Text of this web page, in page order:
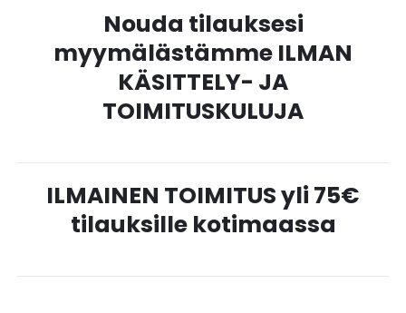
Nouda tilauksesi
myymälästämme ILMAN
KÄSITTELY- JA
TOIMITUSKULUJA
ILMAINEN TOIMITUS yli 75€
tilauksille kotimaassa